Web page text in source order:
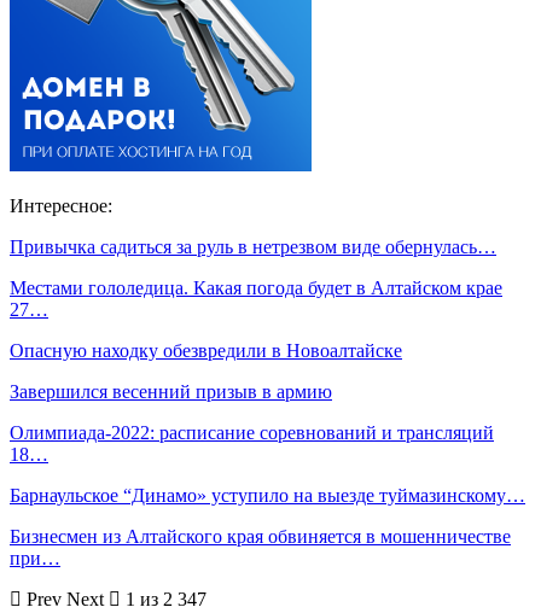
Интересное:
Привычка садиться за руль в нетрезвом виде обернулась…
Местами гололедица. Какая погода будет в Алтайском крае
27…
Опасную находку обезвредили в Новоалтайске
Завершился весенний призыв в армию
Олимпиада-2022: расписание соревнований и трансляций
18…
Барнаульское “Динамо» уступило на выезде туймазинскому…
Бизнесмен из Алтайского края обвиняется в мошенничестве
при…
Prev Next
1 из 2 347